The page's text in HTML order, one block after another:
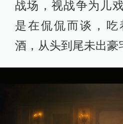
处。片中普鲁士容
荣光，想要重现俾
场战争（1864年普
奥战争、1870年普
期“避战”的谆谆遗训